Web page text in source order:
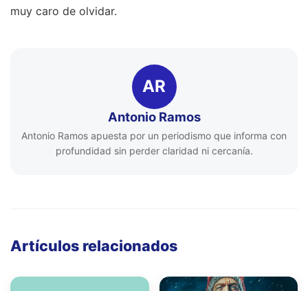
muy caro de olvidar.
AR
Antonio Ramos
Antonio Ramos apuesta por un periodismo que informa con
profundidad sin perder claridad ni cercanía.
Artículos relacionados